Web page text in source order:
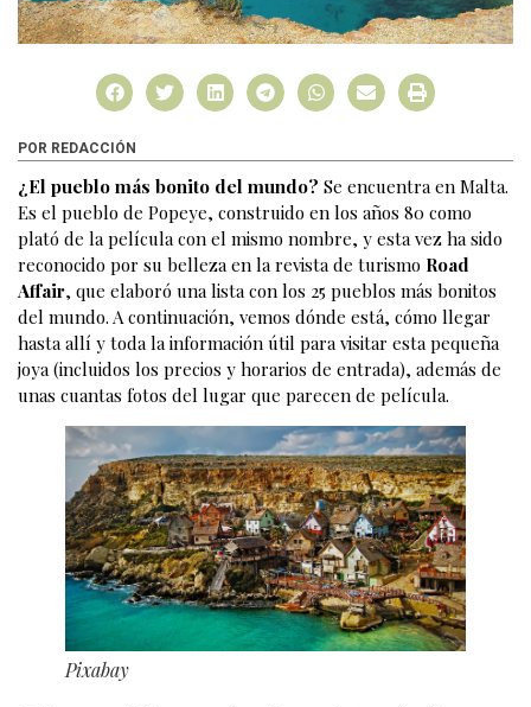
POR REDACCIÓN
¿El pueblo más bonito del mundo? Se encuentra en Malta.
Es el pueblo de Popeye, construido en los años 80 como
plató de la película con el mismo nombre, y esta vez ha sido
reconocido por su belleza en la revista de turismo Road
Affair, que elaboró una lista con los 25 pueblos más bonitos
del mundo. A continuación, vemos dónde está, cómo llegar
hasta allí y toda la información útil para visitar esta pequeña
joya (incluidos los precios y horarios de entrada), además de
unas cuantas fotos del lugar que parecen de película.
Pixabay